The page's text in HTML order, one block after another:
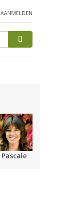
AANMELDEN
Pascale